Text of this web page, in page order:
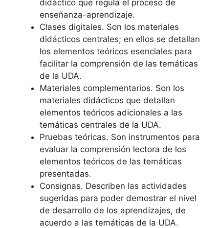
didáctico que regula el proceso de
enseñanza-aprendizaje.
Clases digitales. Son los materiales
didácticos centrales; en ellos se detallan
los elementos teóricos esenciales para
facilitar la comprensión de las temáticas
de la UDA.
Materiales complementarios. Son los
materiales didácticos que detallan
elementos teóricos adicionales a las
temáticas centrales de la UDA.
Pruebas teóricas. Son instrumentos para
evaluar la comprensión lectora de los
elementos teóricos de las temáticas
presentadas.
Consignas. Describen las actividades
sugeridas para poder demostrar el nivel
de desarrollo de los aprendizajes, de
acuerdo a las temáticas de la UDA.